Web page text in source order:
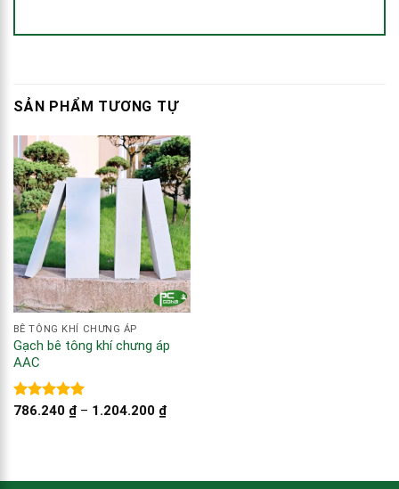
SẢN PHẨM TƯƠNG TỰ
BÊ TÔNG KHÍ CHƯNG ÁP
Gạch bê tông khí chưng áp
AAC
Được xếp
786.240 ₫– 1.204.200 ₫